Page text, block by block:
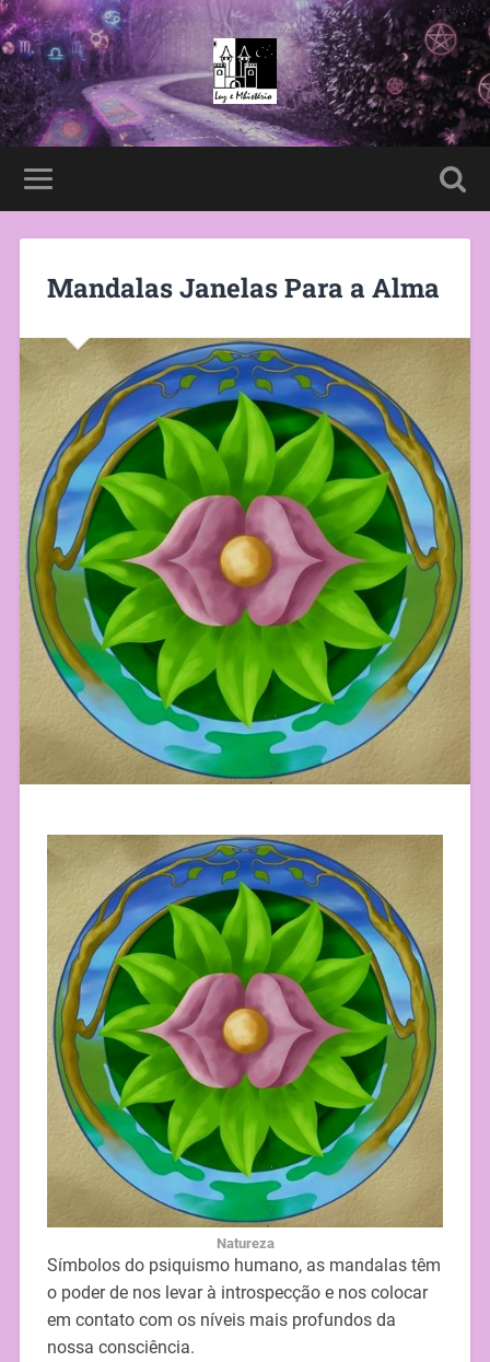
Mandalas Janelas Para a Alma
Natureza
Símbolos do psiquismo humano, as mandalas têm
o poder de nos levar à introspecção e nos colocar
em contato com os níveis mais profundos da
nossa consciência.